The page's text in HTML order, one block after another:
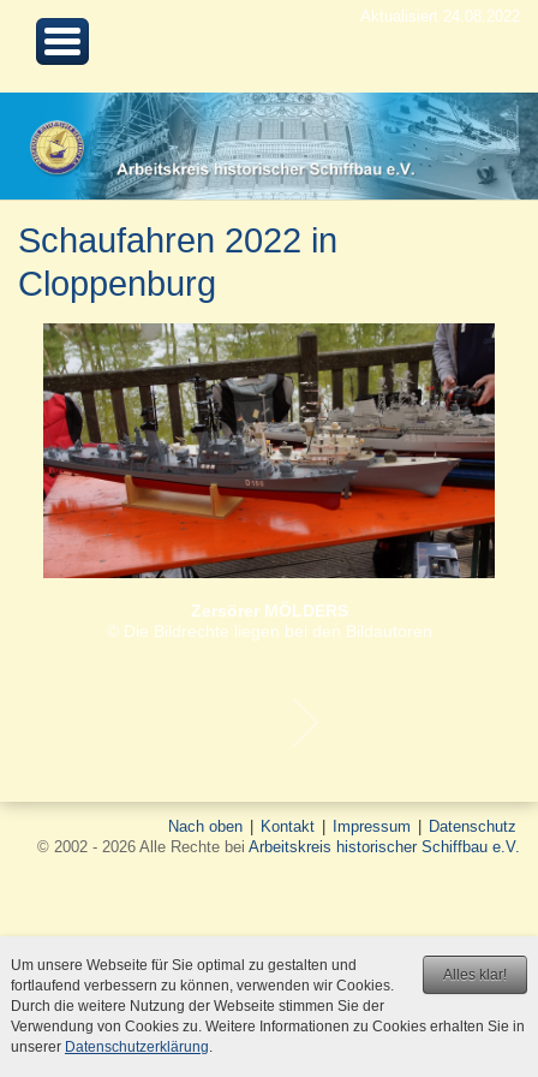
Aktualisiert 24.08.2022
Schaufahren 2022 in
Cloppenburg
Zersörer MÖLDERS
© Die Bildrechte liegen bei den Bildautoren
Nach oben Kontakt Impressum
Datenschutz
© 2002 - 2026 Alle Rechte bei Arbeitskreis historischer Schiffbau e.V.
Alles klar!
Um unsere Webseite für Sie optimal zu gestalten und
fortlaufend verbessern zu können, verwenden wir Cookies.
Durch die weitere Nutzung der Webseite stimmen Sie der
Verwendung von Cookies zu. Weitere Informationen zu Cookies erhalten Sie in
unserer Datenschutzerklärung